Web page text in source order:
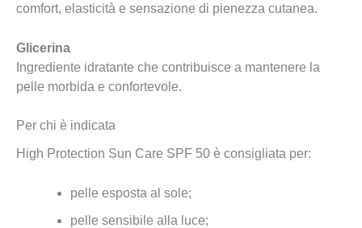
comfort, elasticità e sensazione di pienezza cutanea.
Glicerina
Ingrediente idratante che contribuisce a mantenere la
pelle morbida e confortevole.
Per chi è indicata
High Protection Sun Care SPF 50 è consigliata per:
pelle esposta al sole;
pelle sensibile alla luce;